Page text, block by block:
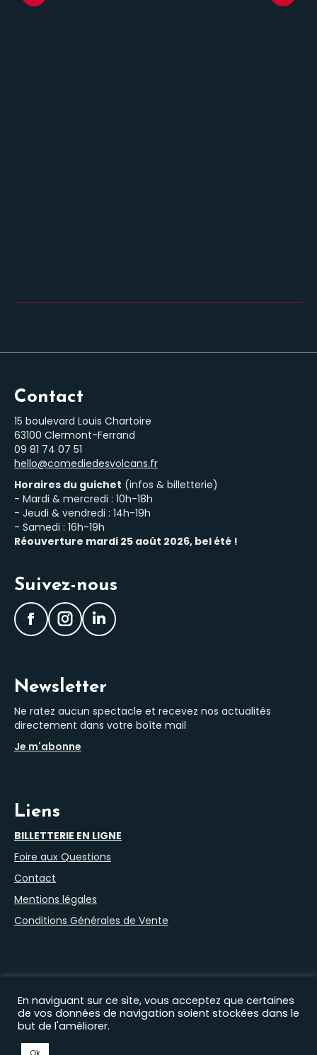
Contact
15 boulevard Louis Chartoire
63100 Clermont-Ferrand
‭09 81 74 07 51‬
hello@comediedesvolcans.fr
Horaires du guichet (infos & billetterie)
- Mardi & mercredi : 10h-18h
- Jeudi & vendredi : 14h-19h
- Samedi : 16h-19h
Réouverture mardi 25 août 2026, bel été !
Suivez-nous
Facebook
InstagramLinkedIn
Newsletter
Ne ratez aucun spectacle et recevez nos actualités
directement dans votre boîte mail
Je m'abonne
Liens
BILLETTERIE EN LIGNE
Foire aux Questions
Contact
Mentions légales
Conditions Générales de Vente
Nos autres sites :Filprod Productions
|Comédie Saint Roch
En naviguant sur ce site, vous acceptez que certaines
de vos données de navigation soient stockées dans le
but de l'améliorer.